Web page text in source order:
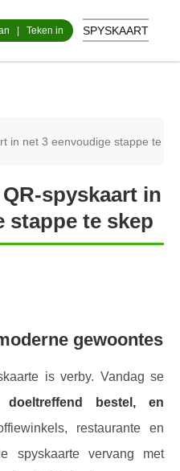
Teken in SPYSKAART
in net 3 eenvoudige stappe te
spyskaart in
stappe te skep
gewoontes
is verby. Vandag se
bestel, en
restaurante en
spyskaarte vervang met